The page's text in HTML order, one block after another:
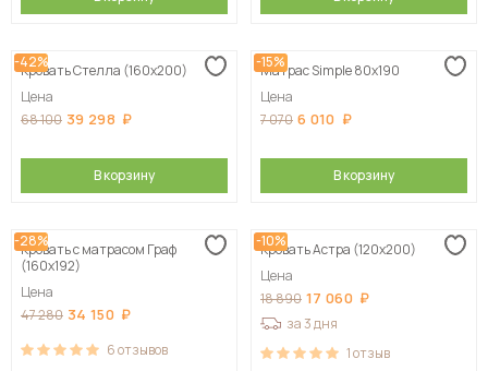
-42%
Кровать Стелла (160х200)
Цена
68 100 39 298
В корзину
-15%
Матрас Simple 80х190
Цена
7 070 6 010
В корзину
-28%
Кровать с матрасом Граф
(160х192)
Цена
47 280 34 150
6отзывов
-10%
Кровать Астра (120х200)
Цена
18 890 17 060
за 3 дня
1отзыв